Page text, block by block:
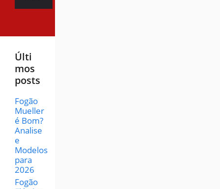
Últi
mos
posts
Fogão
Mueller
é Bom?
Analise
e
Modelos
para
2026
Fogão